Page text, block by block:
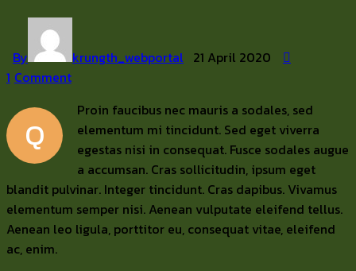
By krungth_webportal 21 April 2020
1 Comment
Q
Proin faucibus nec mauris a sodales, sed
elementum mi tincidunt. Sed eget viverra
egestas nisi in consequat. Fusce sodales augue
a accumsan. Cras sollicitudin, ipsum eget
blandit pulvinar. Integer tincidunt. Cras dapibus. Vivamus
elementum semper nisi. Aenean vulputate eleifend tellus.
Aenean leo ligula, porttitor eu, consequat vitae, eleifend
ac, enim.